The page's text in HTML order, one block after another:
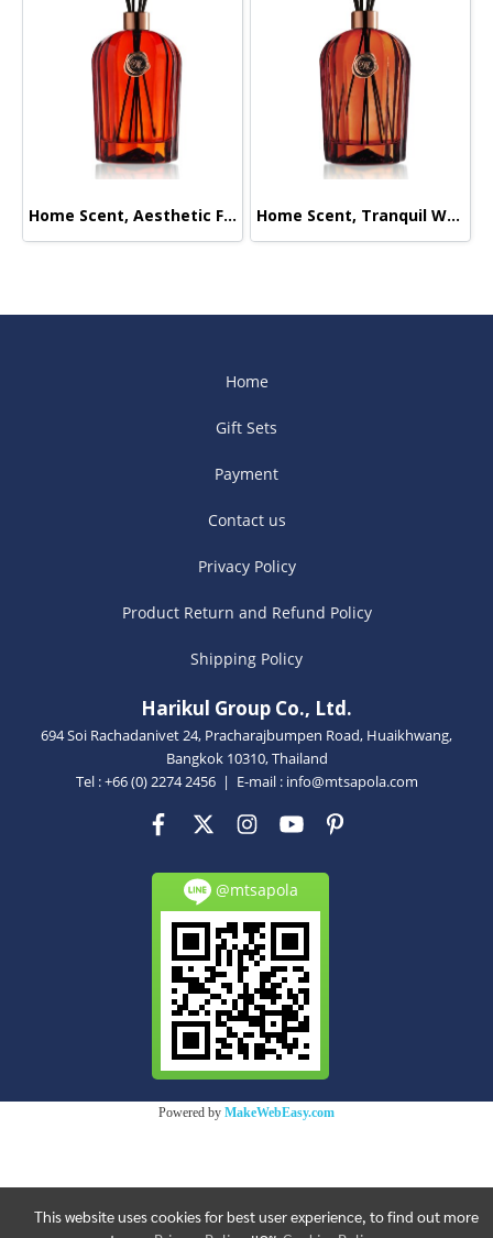
Home Scent, Aesthetic Fleur, 500ml. Home Scent, Tranquil Woods, 500ml.
Home
Gift Sets
Payment
Contact us
Privacy Policy
Product Return and Refund Policy
Shipping Policy
Harikul Group Co., Ltd.
694 Soi Rachadanivet 24, Pracharajbumpen Road, Huaikhwang,
Bangkok 10310, Thailand
Tel : +66 (0) 2274 2456 | E-mail : info@mtsapola.com
@mtsapola
Powered by MakeWebEasy.com
This website uses cookies for best user experience, to find out more